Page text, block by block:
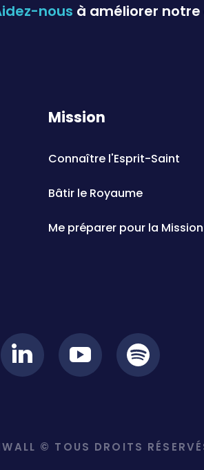
nous à améliorer
Mission
Connaître l'Esprit-Saint
Bâtir le Royaume
Me préparer pour la Mission
© TOUS DROITS